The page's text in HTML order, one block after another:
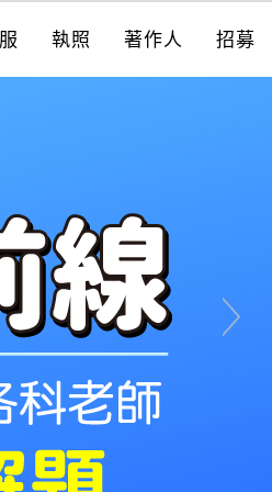
執照 著作人 招募